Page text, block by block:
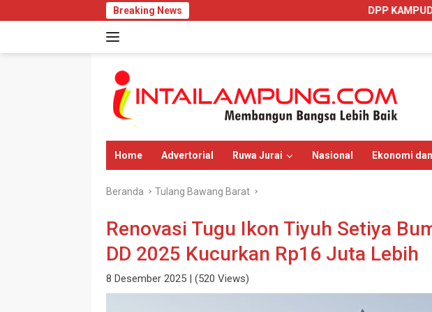
ke
Breaking News DPP KAMPUD Laporkan Dugaan
Home Advertorial Ruwa Jurai Nasional Ekonomi
Beranda Tulang Bawang Barat
Renovasi Tugu Ikon Tiyuh Setiya
DD 2025 Kucurkan Rp16 Juta Lebih
8 Desember 2025 | (520 Views)